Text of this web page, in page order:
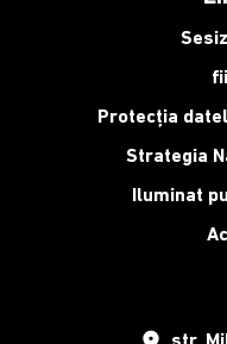
Protecția
Strategia
Iluminat